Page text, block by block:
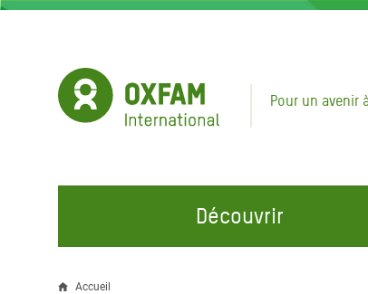
Aller
Pour un avenir
Découvrir
NOS DOMAINES D'ACTION
REJOINDRE NOS CAMPAGNES
Accueil